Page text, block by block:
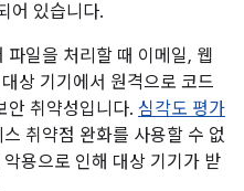
어 있습니다.
일을 처리할 때 이메일, 웹
상 기기에서 원격으로 코드
안 취약성입니다. 심각도 평가
취약점 완화를 사용할 수 없
용으로 인해 대상 기기가 받